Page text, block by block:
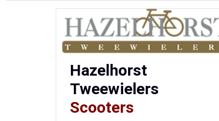
Hazelhorst
Tweewielers
Scooters